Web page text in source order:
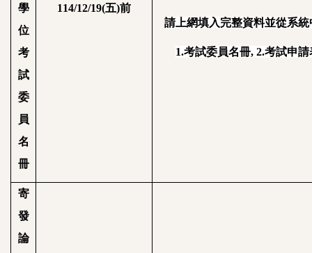
學
位
考
試
委
員
名
冊
114/12/19(五)前
請上網填入完整資料並從系統
1.考試委員名冊, 2.考試申請
寄
發
論